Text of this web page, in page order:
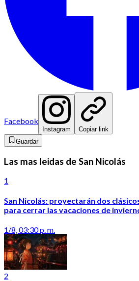
Facebook
Instagram
Copiar link
Guardar
Las mas leidas de San Nicolás
1
San Nicolás: proyectarán dos
para cerrar las vacaciones de
1/8, 03:30 p. m.
2